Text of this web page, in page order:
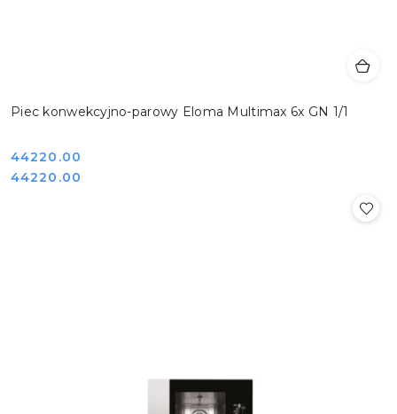
Piec konwekcyjno-parowy Eloma Multimax 6x GN 1/1
Cena:
44220.00
Cena:
44220.00